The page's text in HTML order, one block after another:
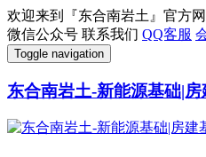
欢迎来到『东合南岩土』官方网
微信公众号 联系我们 QQ客服
Toggle navigation
东合南岩土-新能源基础|